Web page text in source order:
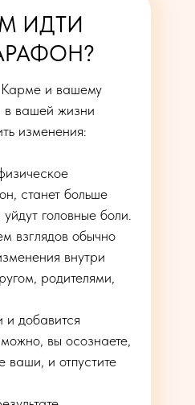
ИДТИ
и вашему
в вашей жизни
изменения:
станет больше
головные боли.
взглядов обычно
внутри
родителями,
и добавится
вы осознаете,
ваши, и отпустите